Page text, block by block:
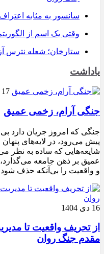
سانسور به مثابه اعتراف
وقتی یک اسم از
ستارخان؛ شعله نترس
یاداشت
17 دی 1404
جنگی آرام، زخمی عمیق
جنگی که امروز جریان دارد
پیش می‌رود، در لایه‌های
شایعه‌هایی که ساده به نظر
عمیق بر ذهن جامعه
و واقعیت را بی‌آنکه حذف
16 دی 1404
از تحریف واقعیت تا
مقدم جنگ روان